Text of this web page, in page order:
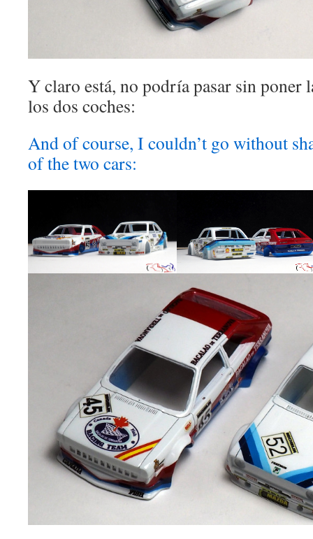
Y claro está, no podría pasar sin poner
los dos coches:
And of course, I couldn’t go without
of the two cars: